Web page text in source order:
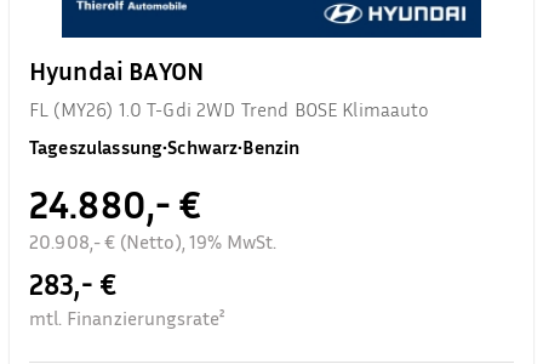
Hyundai BAYON
FL (MY26) 1.0 T-Gdi 2WD Trend BOSE Klimaauto
Tageszulassung•Schwarz•Benzin
24.880,- €
20.908,- € (Netto), 19% MwSt.
283,- €
mtl. Finanzierungsrate²